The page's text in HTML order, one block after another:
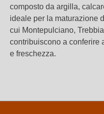
composto da argilla,
ideale per la maturazione
cui Montepulciano,
contribuiscono a conferire
e freschezza.